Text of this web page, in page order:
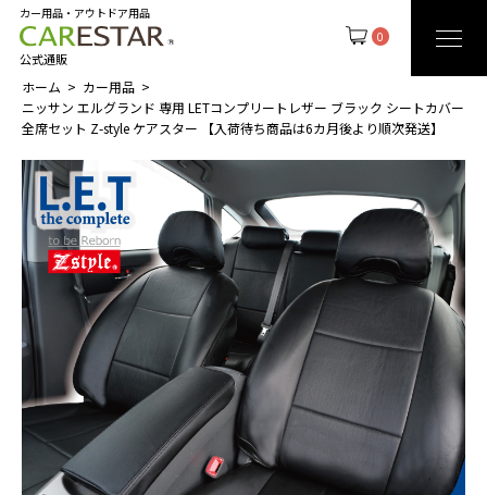
0
カー用品・アウトドア用品
公式通販
ホーム
カー用品
ニッサン エルグランド 専用 LETコンプリートレザー ブラック シートカバー
全席セット Z-style ケアスター 【入荷待ち商品は6カ月後より順次発送】